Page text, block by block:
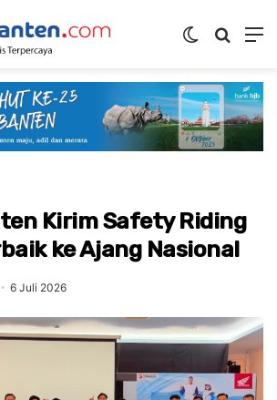
Switch skin
Kirim Safety Riding
ke Ajang Nasional
6 Juli 2026